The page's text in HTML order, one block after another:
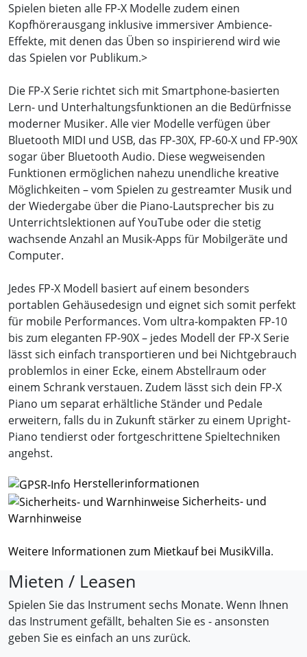
Spielen bieten alle FP-X Modelle zudem einen
Kopfhörerausgang inklusive immersiver Ambience-
Effekte, mit denen das Üben so inspirierend wird wie
das Spielen vor Publikum.>
Die FP-X Serie richtet sich mit Smartphone-basierten
Lern- und Unterhaltungsfunktionen an die Bedürfnisse
moderner Musiker. Alle vier Modelle verfügen über
Bluetooth MIDI und USB, das FP-30X, FP-60-X und FP-90X
sogar über Bluetooth Audio. Diese wegweisenden
Funktionen ermöglichen nahezu unendliche kreative
Möglichkeiten – vom Spielen zu gestreamter Musik und
der Wiedergabe über die Piano-Lautsprecher bis zu
Unterrichtslektionen auf YouTube oder die stetig
wachsende Anzahl an Musik-Apps für Mobilgeräte und
Computer.
Jedes FP-X Modell basiert auf einem besonders
portablen Gehäusedesign und eignet sich somit perfekt
für mobile Performances. Vom ultra-kompakten FP-10
bis zum eleganten FP-90X – jedes Modell der FP-X Serie
lässt sich einfach transportieren und bei Nichtgebrauch
problemlos in einer Ecke, einem Abstellraum oder
einem Schrank verstauen. Zudem lässt sich dein FP-X
Piano um separat erhältliche Ständer und Pedale
erweitern, falls du in Zukunft stärker zu einem Upright-
Piano tendierst oder fortgeschrittene Spieltechniken
angehst.
Herstellerinformationen
Sicherheits- und
Warnhinweise
Weitere Informationen zum Mietkauf bei MusikVilla.
Mieten / Leasen
Spielen Sie das Instrument sechs Monate. Wenn Ihnen
das Instrument gefällt, behalten Sie es - ansonsten
geben Sie es einfach an uns zurück.